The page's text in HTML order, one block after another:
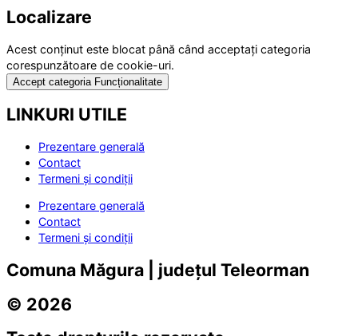
Localizare
Acest conținut este blocat până când acceptați categoria
corespunzătoare de cookie-uri.
Accept categoria Funcționalitate
LINKURI UTILE
Prezentare generală
Contact
Termeni și condiții
Prezentare generală
Contact
Termeni și condiții
Comuna Măgura | județul Teleorman
© 2026